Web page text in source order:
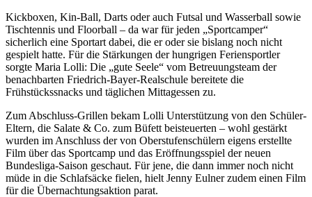
Kickboxen, Kin-Ball, Darts oder auch Futsal und Wasserball sowie
Tischtennis und Floorball – da war für jeden „Sportcamper“
sicherlich eine Sportart dabei, die er oder sie bislang noch nicht
gespielt hatte. Für die Stärkungen der hungrigen Feriensportler
sorgte Maria Lolli: Die „gute Seele“ vom Betreuungsteam der
benachbarten Friedrich-Bayer-Realschule bereitete die
Frühstückssnacks und täglichen Mittagessen zu.
Zum Abschluss-Grillen bekam Lolli Unterstützung von den Schüler-
Eltern, die Salate & Co. zum Büfett beisteuerten – wohl gestärkt
wurden im Anschluss der von Oberstufenschülern eigens erstellte
Film über das Sportcamp und das Eröffnungsspiel der neuen
Bundesliga-Saison geschaut. Für jene, die dann immer noch nicht
müde in die Schlafsäcke fielen, hielt Jenny Eulner zudem einen Film
für die Übernachtungsaktion parat.